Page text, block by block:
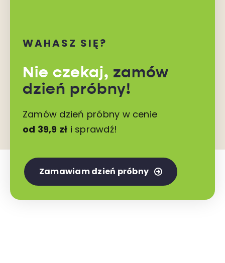
WAHASZ SIĘ?
Nie czekaj, zamów
dzień próbny!
Zamów dzień próbny w cenie
od 39,9 zł i sprawdź!
Zamawiam dzień próbny